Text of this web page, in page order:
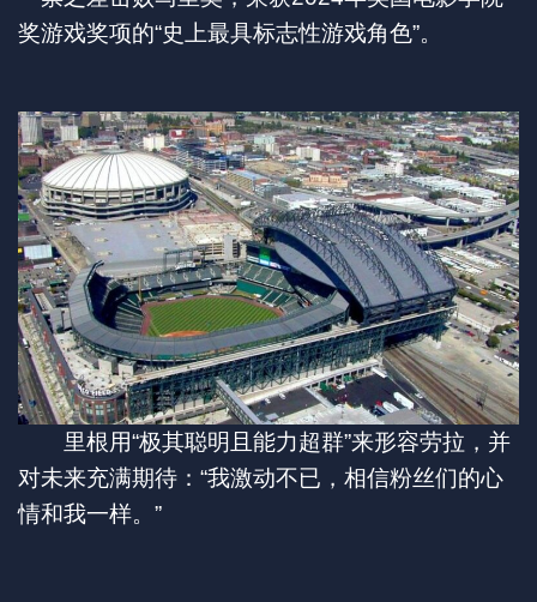
奖游戏奖项的“史上最具标志性游戏角色”。
里根用“极其聪明且能力超群”来形容劳拉，并
对未来充满期待：“我激动不已，相信粉丝们的心
情和我一样。”